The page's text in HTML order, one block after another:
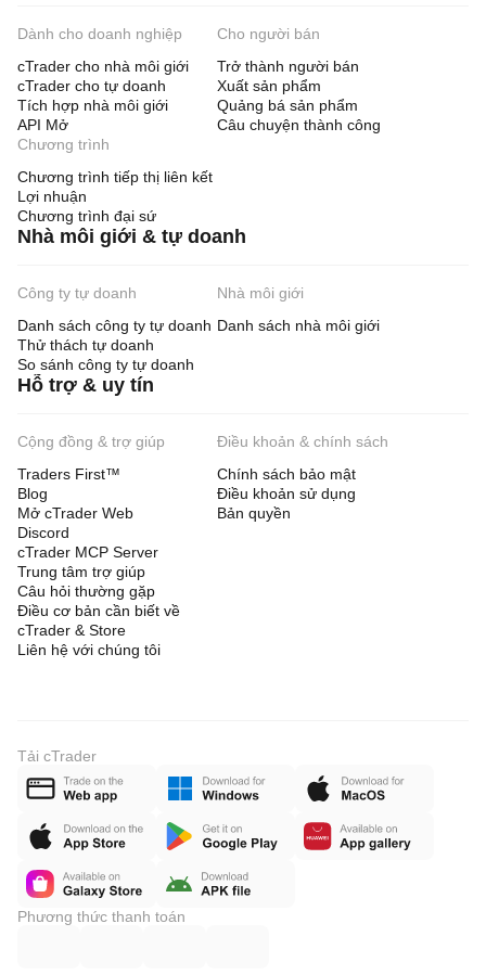
Dành cho doanh nghiệp
cTrader cho nhà môi giới
cTrader cho tự doanh
Tích hợp nhà môi giới
API Mở
Cho người bán
Trở thành người bán
Xuất sản phẩm
Quảng bá sản phẩm
Câu chuyện thành công
Chương trình
Chương trình tiếp thị liên kết
Lợi nhuận
Chương trình đại sứ
Nhà môi giới & tự doanh
Công ty tự doanh
Danh sách công ty tự doanh
Thử thách tự doanh
So sánh công ty tự doanh
Nhà môi giới
Danh sách nhà môi giới
Hỗ trợ & uy tín
Cộng đồng & trợ giúp
Traders First™
Blog
Mở cTrader Web
Discord
cTrader MCP Server
Trung tâm trợ giúp
Câu hỏi thường gặp
Điều cơ bản cần biết về
cTrader & Store
Liên hệ với chúng tôi
Điều khoản & chính sách
Chính sách bảo mật
Điều khoản sử dụng
Bản quyền
Tải cTrader
Phương thức thanh toán